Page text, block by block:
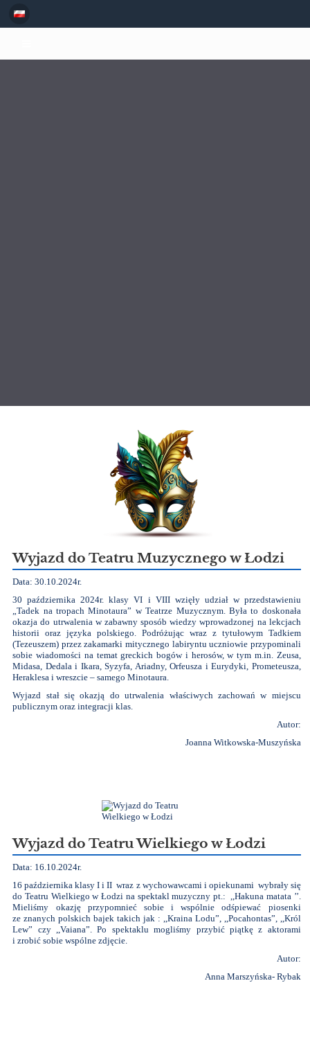
Wyjazd do Teatru Muzycznego w Łodzi
Data: 30.10.2024r.
30 października 2024r. klasy VI i VIII wzięły udział w przedstawieniu
„Tadek na tropach Minotaura” w Teatrze Muzycznym. Była to doskonała
okazja do utrwalenia w zabawny sposób wiedzy wprowadzonej na lekcjach
historii oraz języka polskiego. Podróżując wraz z tytułowym Tadkiem
(Tezeuszem) przez zakamarki mitycznego labiryntu uczniowie przypominali
sobie wiadomości na temat greckich bogów i herosów, w tym m.in. Zeusa,
Midasa, Dedala i Ikara, Syzyfa, Ariadny, Orfeusza i Eurydyki, Prometeusza,
Heraklesa i wreszcie – samego Minotaura.
Wyjazd stał się okazją do utrwalenia właściwych zachowań w miejscu
publicznym oraz integracji klas.
Autor:
Joanna Witkowska-Muszyńska
Wyjazd do Teatru Wielkiego w Łodzi
Data: 16.10.2024r.
16 października klasy I i II wraz z wychowawcami i opiekunami wybrały się
do Teatru Wielkiego w Łodzi na spektakl muzyczny pt.: ,,Hakuna matata ’’.
Mieliśmy okazję przypomnieć sobie i wspólnie odśpiewać piosenki
ze znanych polskich bajek takich jak : ,,Kraina Lodu”, ,,Pocahontas”, ,,Król
Lew” czy ,,Vaiana”. Po spektaklu mogliśmy przybić piątkę z aktorami
i zrobić sobie wspólne zdjęcie.
Autor:
Anna Marszyńska- Rybak